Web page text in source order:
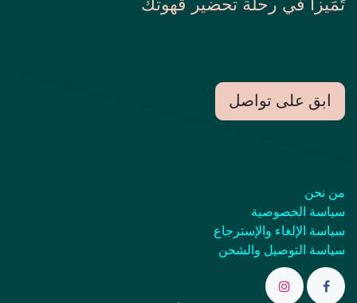
تَمَيزا في رحلة تحضير قهوتك
ابق على تواصل
من نحن
سياسة الخصوصية
سياسة الإلغاء والإسترجاع
سياسة التوصيل والشحن